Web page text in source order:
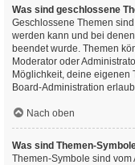
Was sind geschlossene
Geschlossene Themen
werden kann und bei
beendet wurde. Themen
Moderator oder
Möglichkeit, deine eigenen
Board-Administration
Nach oben
Was sind Themen-
Themen-Symbole sind